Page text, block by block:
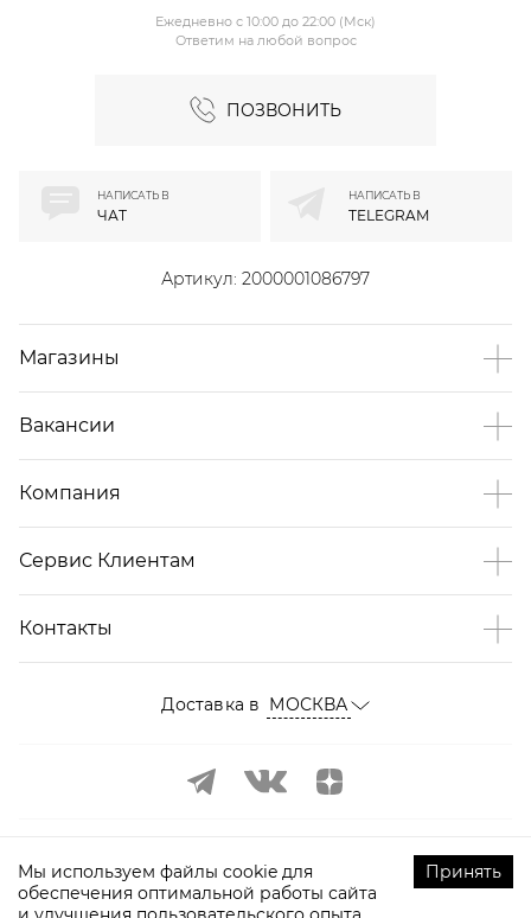
ПОЗВОНИТЬ
Ежедневно с 10:00 до 22:00 (Мск)
Ответим на любой вопрос
Артикул: 2000001086797
НАПИСАТЬ В
ЧАТ
НАПИСАТЬ В
TELEGRAM
Магазины
Вакансии
Компания
Сервис Клиентам
Контакты
Доставка в МОСКВА
Мы используем файлы cookie для
обеспечения оптимальной работы сайта
Принять